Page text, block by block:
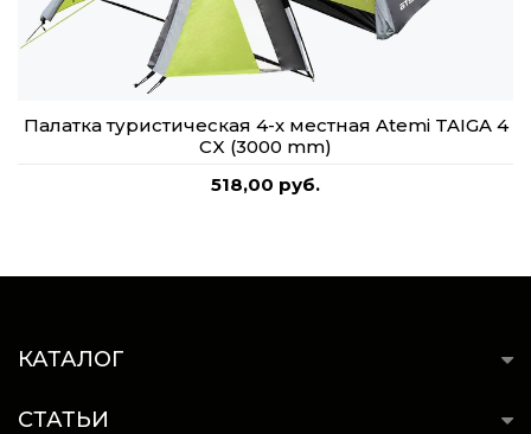
Палатка туристическая 4-х местная Atemi TAIGA 4
CX (3000 mm)
518,00 руб.
КАТАЛОГ
СТАТЬИ